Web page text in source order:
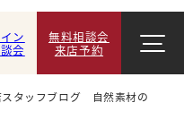
ン
会
無料相談会
来店予約
スタッフブログ 自然素材の